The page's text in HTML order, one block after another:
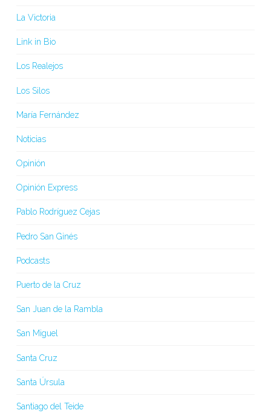
La Victoria
Link in Bio
Los Realejos
Los Silos
María Fernández
Noticias
Opinión
Opinión Express
Pablo Rodríguez Cejas
Pedro San Ginés
Podcasts
Puerto de la Cruz
San Juan de la Rambla
San Miguel
Santa Cruz
Santa Úrsula
Santiago del Teide